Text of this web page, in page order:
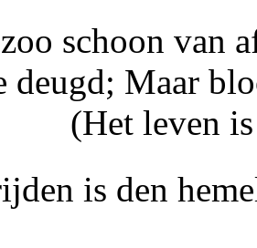
schoon van
deugd; Maar
(Het leven
is den